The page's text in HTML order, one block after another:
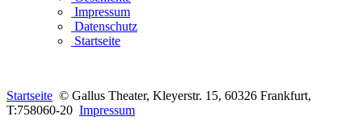
Impressum
Datenschutz
Startseite
Startseite © Gallus Theater, Kleyerstr. 15, 60326 Frankfurt,
T:758060-20 Impressum